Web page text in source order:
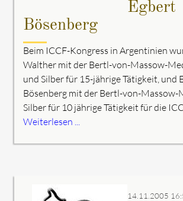
Egbert
Bösenberg
Beim ICCF-Kongress in Argentinien
Walther mit der Bertl-von-Massow-
und Silber für 15-jährige Tätigkeit, und
Bösenberg mit der Bertl-von-Massow-
Silber für 10 jährige Tätigkeit für die
Weiterlesen ...
14.11.2005